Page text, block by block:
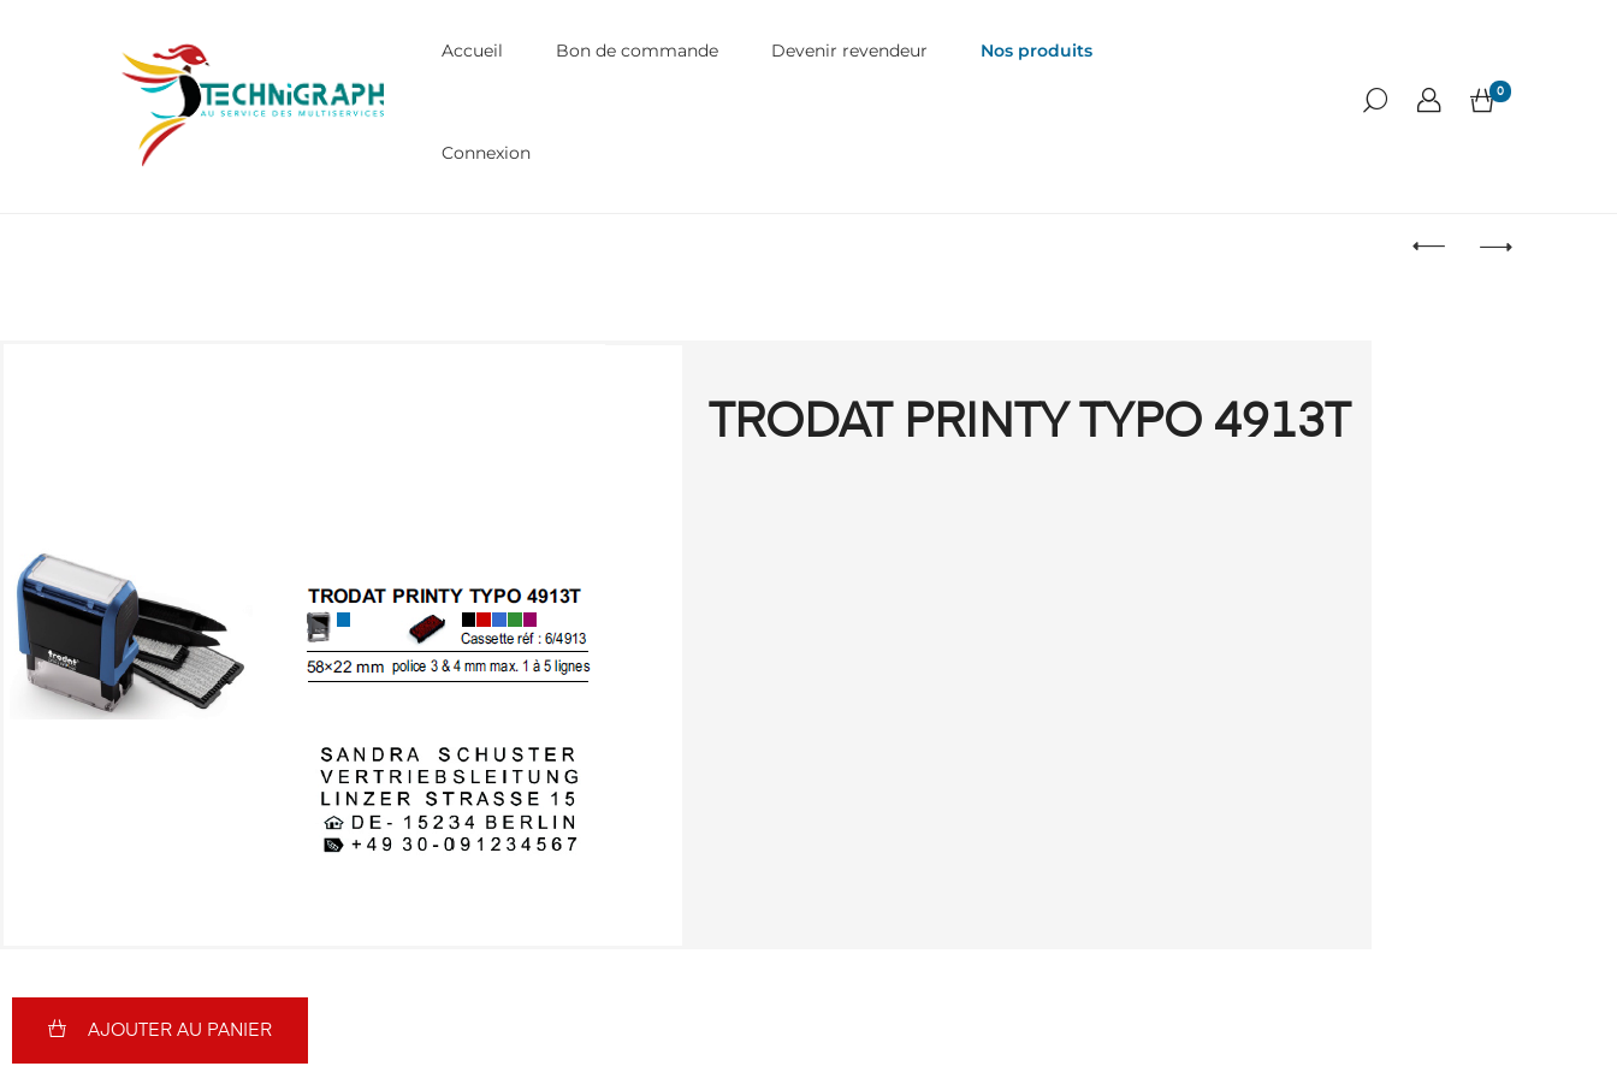
Accueil Bon de commande Devenir revendeur Nos produits
Connexion
0
TRODAT PRINTY TYPO 4913T
AJOUTER AU PANIER